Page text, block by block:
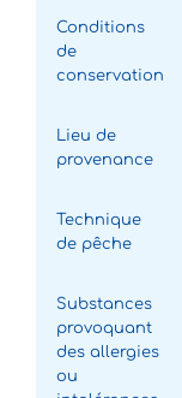
Conditions
de
conservation
Lieu de
provenance
Technique
de pêche
Substances
provoquant
des allergies
ou